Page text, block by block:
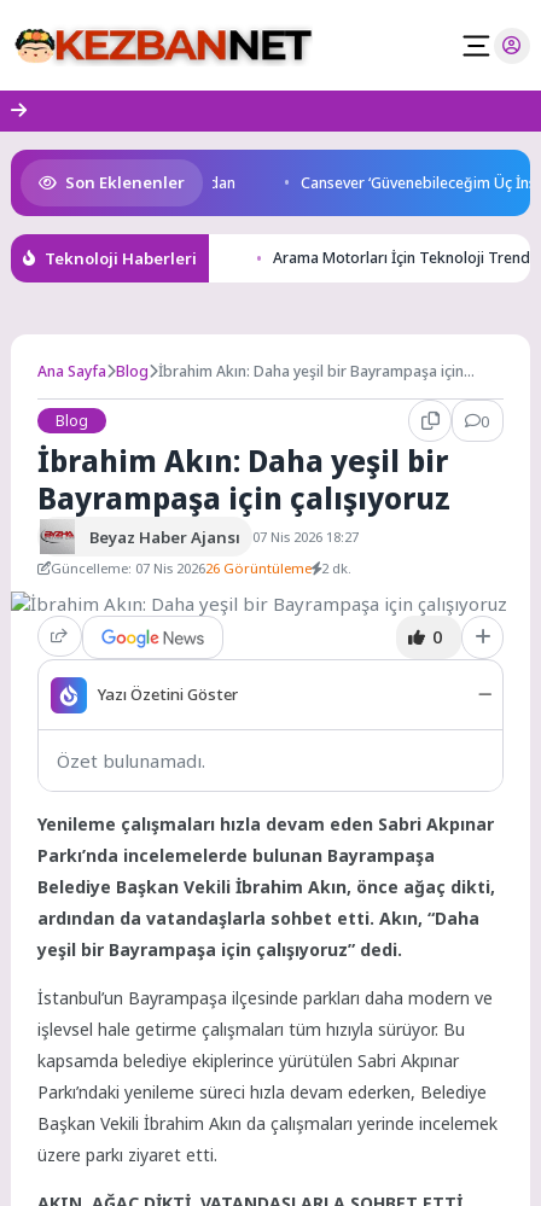
to
content
Son Eklenenler
start Başkan Büyükakın’dan Cansever ‘Güvenebileceğim Üç
Teknoloji Haberleri Arama Motorları İçin Teknoloji
Ana Sayfa Blog İbrahim Akın: Daha yeşil bir Bayrampaşa için
Blog
0
İbrahim Akın: Daha yeşil bir
Bayrampaşa için çalışıyoruz
Beyaz Haber Ajansı
07 Nis 2026 18:27
Güncelleme: 07 Nis 202626 Görüntüleme 2 dk.
0
Yazı Özetini Göster
Özet bulunamadı.
Yenileme çalışmaları hızla devam eden Sabri Akpınar
Parkı’nda incelemelerde bulunan Bayrampaşa
Belediye Başkan Vekili İbrahim Akın, önce ağaç dikti,
ardından da vatandaşlarla sohbet etti. Akın, “Daha
yeşil bir Bayrampaşa için çalışıyoruz” dedi.
İstanbul’un Bayrampaşa ilçesinde parkları daha modern ve
işlevsel hale getirme çalışmaları tüm hızıyla sürüyor. Bu
kapsamda belediye ekiplerince yürütülen Sabri Akpınar
Parkı’ndaki yenileme süreci hızla devam ederken, Belediye
Başkan Vekili İbrahim Akın da çalışmaları yerinde incelemek
üzere parkı ziyaret etti.